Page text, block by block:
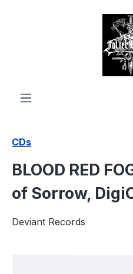
CDs
BLOOD RED
of Sorrow,
Deviant Records